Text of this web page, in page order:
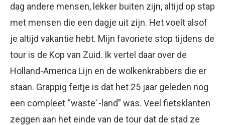
dag andere mensen, lekker buiten zijn, altijd op stap
met mensen die een dagje uit zijn. Het voelt alsof
je altijd vakantie hebt. Mijn favoriete stop tijdens de
tour is de Kop van Zuid. Ik vertel daar over de
Holland-America Lijn en de wolkenkrabbers die er
staan. Grappig feitje is dat het 25 jaar geleden nog
een compleet “waste´-land” was. Veel fietsklanten
zeggen aan het einde van de tour dat de stad ze